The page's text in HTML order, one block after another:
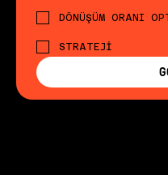
DÖNÜŞÜM ORANI
STRATEJİ